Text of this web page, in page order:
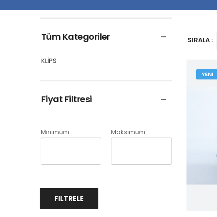
Tüm Kategoriler
KLİPS
Fiyat Filtresi
Minimum Maksimum
FILTRELE
SIRALA :
YENI